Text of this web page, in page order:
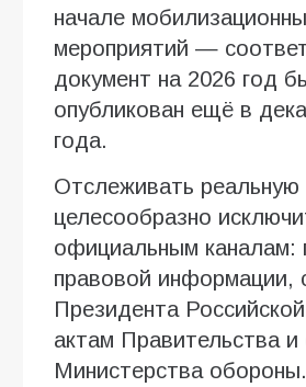
начале
мероприятий —
документ на 2026 год
опубликован ещё в
года.
Отслеживать реальную
целесообразно
официальным каналам:
правовой информации,
Президента
актам Правительства и
Министерства обороны.